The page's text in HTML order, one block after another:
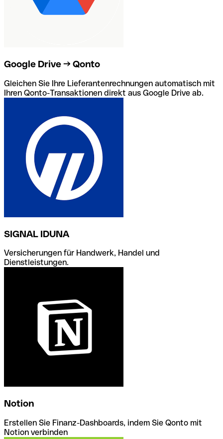
Google Drive → Qonto
Gleichen Sie Ihre Lieferantenrechnungen automatisch mit
Ihren Qonto-Transaktionen direkt aus Google Drive ab.
SIGNAL IDUNA
Versicherungen für Handwerk, Handel und
Dienstleistungen.
Notion
Erstellen Sie Finanz-Dashboards, indem Sie Qonto mit
Notion verbinden